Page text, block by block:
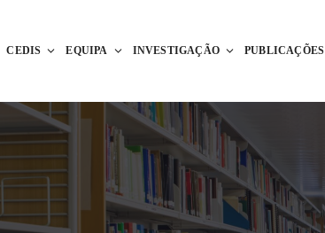
CEDIS EQUIPA INVESTIGAÇÃO PUBLICAÇÕES